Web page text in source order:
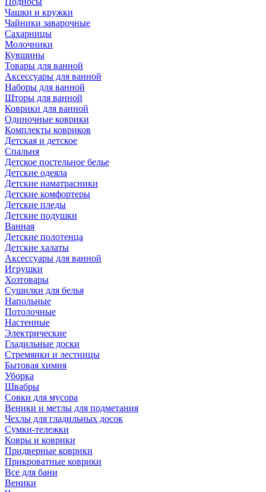
Чашки и кружки
Чайники заварочные
Сахарницы
Молочники
Кувшины
Товары для ванной
Аксессуары для ванной
Наборы для ванной
Шторы для ванной
Коврики для ванной
Одиночные коврики
Комплекты ковриков
Детская и детское
Спальня
Детское постельное белье
Детские одеяла
Детские наматрасники
Детские комфортеры
Детские пледы
Детские подушки
Ванная
Детские полотенца
Детские халаты
Аксессуары для ванной
Игрушки
Хозтовары
Сушилки для белья
Напольные
Потолочные
Настенные
Электрические
Гладильные доски
Стремянки и лестницы
Бытовая химия
Уборка
Швабры
Совки для мусора
Веники и метлы для подметания
Чехлы для гладильных досок
Сумки-тележки
Ковры и коврики
Придверные коврики
Прикроватные коврики
Все для бани
Веники